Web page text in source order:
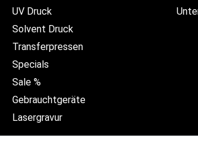
UV Druck
Solvent Druck
Transferpressen
Specials
Sale %
Gebrauchtgeräte
Lasergravur